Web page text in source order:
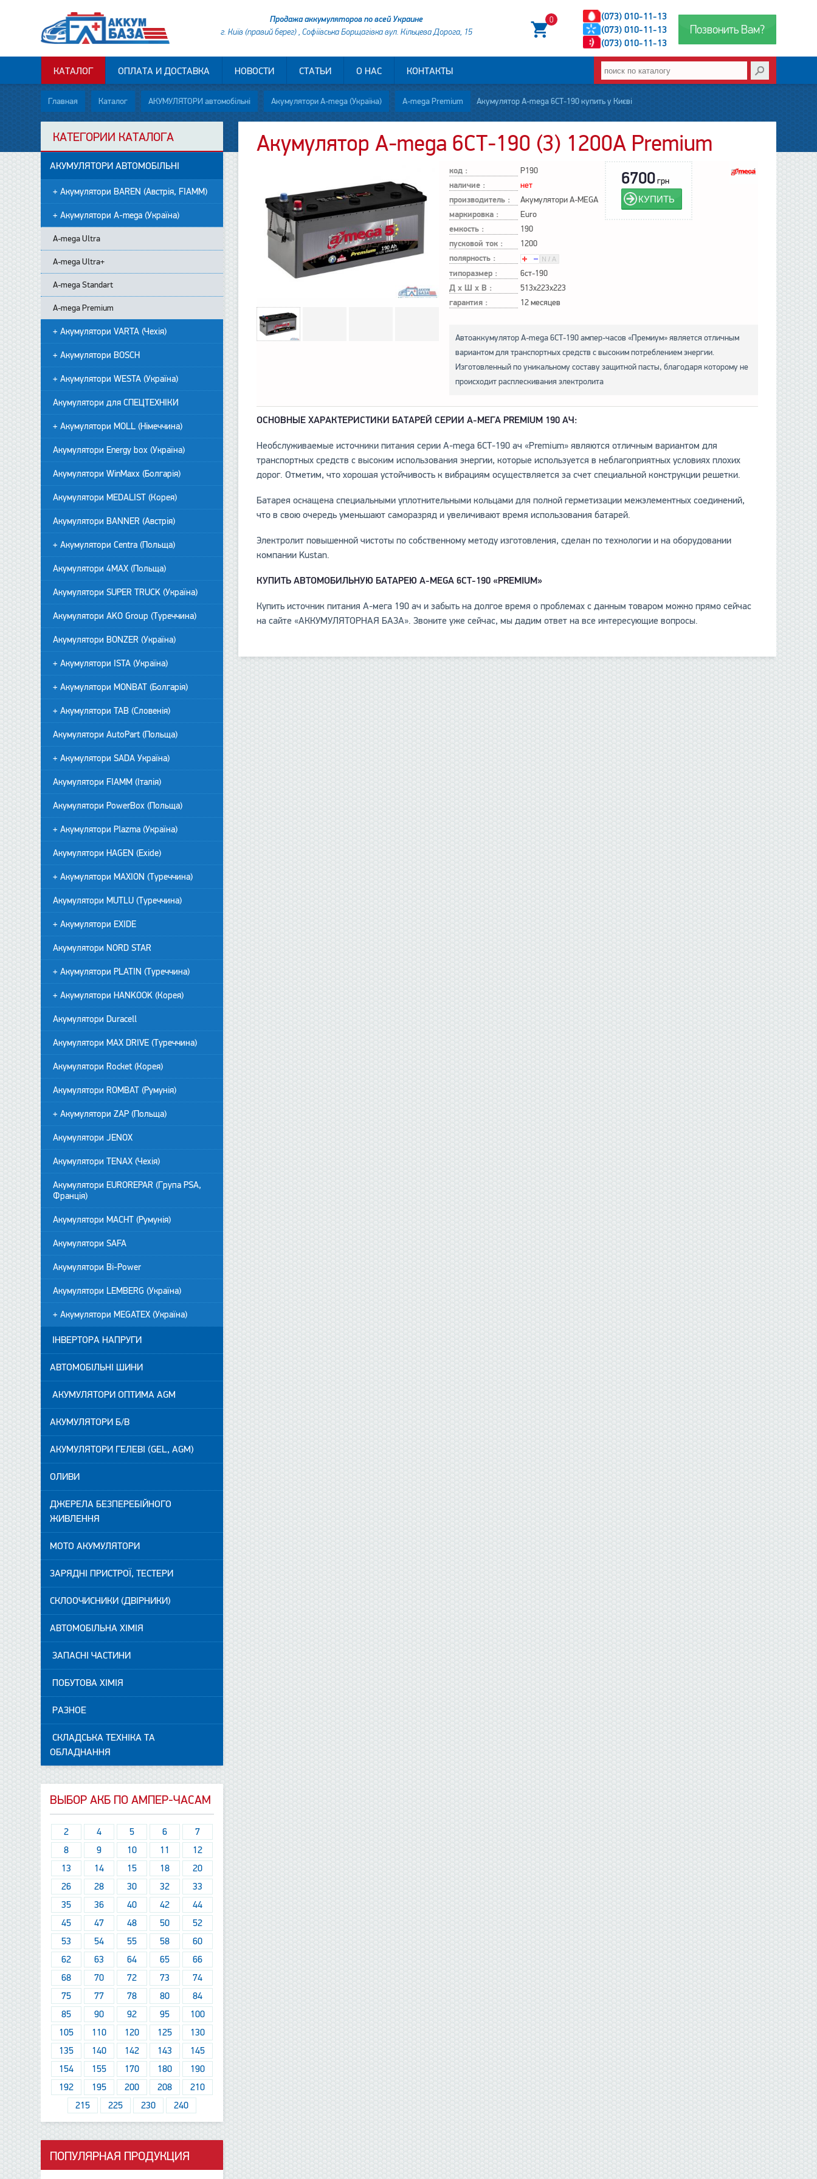
Позвонить Вам?
(073) 010-11-13
(073) 010-11-13
(073) 010-11-13
0
Продажа аккумуляторов по всей Украине
г. Київ (правий берег) , Софіївська Борщагівка вул. Кільцева Дорога, 15
КАТАЛОГ ОПЛАТА И ДОСТАВКА НОВОСТИ СТАТЬИ О НАС КОНТАКТЫ
Главная Каталог АКУМУЛЯТОРИ автомобільні Акумулятори A-mega (Україна) A-mega Premium Акумулятор A-mega 6СТ-190 купить у Києві
Акумулятор A-mega 6СТ-190 (3) 1200А Premium
код : P190
наличие : нет
производитель : Акумулятори A-MEGA
маркировка : Euro
емкость : 190
пусковой ток : 1200
полярность :
типоразмер :
6ст-190
Д х Ш х В : 513x223x223
гарантия : 12 месяцев
6700грн
КУПИТЬ
Автоаккумулятор A-mega 6СТ-190 ампер-часов «Премиум» является отличным
вариантом для транспортных средств с высоким потреблением энергии.
Изготовленный по уникальному составу защитной пасты, благодаря которому не
происходит расплескивания электролита
ОСНОВНЫЕ ХАРАКТЕРИСТИКИ БАТАРЕЙ СЕРИИ A-MЕГА PREMIUM 190 АЧ:
Необслуживаемые источники питания серии A-mega 6СТ-190 ач «Premium» являются отличным вариантом для
транспортных средств с высоким использования энергии, которые используется в неблагоприятных условиях плохих
дорог. Отметим, что хорошая устойчивость к вибрациям осуществляется за счет специальной конструкции решетки.
Батарея оснащена специальными уплотнительными кольцами для полной герметизации межэлементных соединений,
что в свою очередь уменьшают саморазряд и увеличивают время использования батарей.
Электролит повышенной чистоты по собственному методу изготовления, сделан по технологии и на оборудовании
компании Kustan.
КУПИТЬ АВТОМОБИЛЬНУЮ БАТАРЕЮA-MEGA 6СТ-190 «PREMIUM»
Купить источник питания А-мега 190 ач и забыть на долгое время о проблемах с данным товаром можно прямо сейчас
на сайте «АККУМУЛЯТОРНАЯ БАЗА». Звоните уже сейчас, мы дадим ответ на все интересующие вопросы.
КАТЕГОРИИ КАТАЛОГА
АКУМУЛЯТОРИ АВТОМОБІЛЬНІ
+ Акумулятори BAREN (Австрія, FIAMM)
+ Акумулятори A-mega (Україна)
A-mega Ultra
A-mega Ultra+
А-mega Standart
A-mega Premium
+ Акумулятори VARTA (Чехія)
+ Акумулятори BOSCH
+ Акумулятори WESTA (Україна)
Акумулятори для СПЕЦТЕХНІКИ
+ Акумулятори MOLL (Німеччина)
Акумулятори Energy box (Україна)
Акумулятори WinMaxx (Болгарія)
Акумулятори MEDALIST (Корея)
Акумулятори BANNER (Австрія)
+ Акумулятори Centra (Польща)
Акумулятори 4MAX (Польща)
Акумулятори SUPER TRUCK (Україна)
Акумулятори AKO Group (Туреччина)
Акумулятори BONZER (Україна)
+ Акумулятори ISTA (Україна)
+ Акумулятори MONBAT (Болгарія)
+ Акумулятори TAB (Словенія)
Акумулятори AutoPart (Польща)
+ Акумулятори SADA Україна)
Акумулятори FIAMM (Італія)
Акумулятори PowerBox (Польща)
+ Акумулятори Plazma (Україна)
Акумулятори HAGEN (Exide)
+ Акумулятори MAXION (Туреччина)
Акумулятори MUTLU (Туреччина)
+ Акумулятори EXIDE
Акумулятори NORD STAR
+ Акумулятори PLATIN (Туреччина)
+ Акумулятори HANKOOK (Корея)
Акумулятори Duracell
Акумулятори MAX DRIVE (Туреччина)
Акумулятори Rocket (Корея)
Акумулятори ROMBAT (Румунія)
+ Акумулятори ZAP (Польща)
Акумулятори JENOX
Акумулятори TENAX (Чехія)
Акумулятори EUROREPAR (Група PSA,
Франція)
Акумулятори MACHT (Румунія)
Акумулятори SAFA
Акумулятори Bi-Power
Акумулятори LEMBERG (Україна)
+ Акумулятори MEGATEX (Україна)
ІНВЕРТОРА НАПРУГИ
АВТОМОБІЛЬНІ ШИНИ
АКУМУЛЯТОРИ ОПТИМА AGM
АКУМУЛЯТОРИ Б/В
АКУМУЛЯТОРИ ГЕЛЕВІ (GEL, AGM)
ОЛИВИ
ДЖЕРЕЛА БЕЗПЕРЕБІЙНОГО
ЖИВЛЕННЯ
МОТО АКУМУЛЯТОРИ
ЗАРЯДНІ ПРИСТРОЇ, ТЕСТЕРИ
СКЛООЧИСНИКИ (ДВІРНИКИ)
АВТОМОБІЛЬНА ХІМІЯ
ЗАПАСНІ ЧАСТИНИ
ПОБУТОВА ХІМІЯ
РАЗНОЕ
СКЛАДСЬКА ТЕХНІКА ТА
ОБЛАДНАННЯ
ВЫБОР АКБ ПО АМПЕР-ЧАСАМ
2 4 5 6
7
8
9 10 11
12
13
14 15 18
20
26
28 30 32
33
35
36 40 42
44
45
47 48 50
52
53
54 55 58
60
62
63 64 65
66
68
70 72 73
74
75
77 78 80
84
85
90 92 95
100
105
110 120 125
130
135
140 142 143
145
154
155 170 180
190
192
195 200 208
210
215
225 230 240
ПОПУЛЯРНАЯ ПРОДУКЦИЯ